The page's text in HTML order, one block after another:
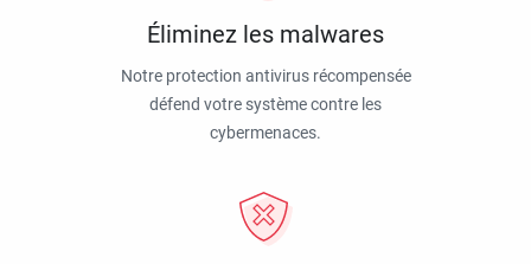
Éliminez les malwares
Notre protection antivirus récompensée
défend votre système contre les
cybermenaces.